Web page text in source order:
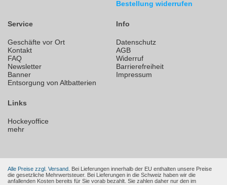
Bestellung widerrufen
Service
Geschäfte vor Ort
Kontakt
FAQ
Newsletter
Banner
Entsorgung von Altbatterien
Info
Datenschutz
AGB
Widerruf
Barrierefreiheit
Impressum
Links
Hockeyoffice
mehr
Alle Preise zzgl. Versand. Bei Lieferungen innerhalb der EU enthalten unsere Preise
die gesetzliche Mehrwertsteuer. Bei Lieferungen in die Schweiz haben wir die
anfallenden Kosten bereits für Sie vorab bezahlt. Sie zahlen daher nur den im